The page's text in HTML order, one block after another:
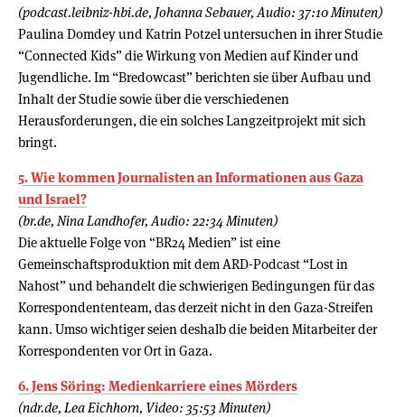
(podcast.leibniz-hbi.de, Johanna Sebauer, Audio: 37:10 Minuten)
Paulina Domdey und Katrin Potzel untersuchen in ihrer Studie
“Connected Kids” die Wirkung von Medien auf Kinder und
Jugendliche. Im “Bredowcast” berichten sie über Aufbau und
Inhalt der Studie sowie über die verschiedenen
Herausforderungen, die ein solches Langzeitprojekt mit sich
bringt.
5. Wie kommen Journalisten an Informationen aus Gaza
und Israel?
(br.de, Nina Landhofer, Audio: 22:34 Minuten)
Die aktuelle Folge von “BR24 Medien” ist eine
Gemeinschaftsproduktion mit dem ARD-Podcast “Lost in
Nahost” und behandelt die schwierigen Bedingungen für das
Korrespondententeam, das derzeit nicht in den Gaza-Streifen
kann. Umso wichtiger seien deshalb die beiden Mitarbeiter der
Korrespondenten vor Ort in Gaza.
6. Jens Söring: Medienkarriere eines Mörders
(ndr.de, Lea Eichhorn, Video: 35:53 Minuten)